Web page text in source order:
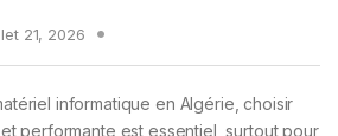
21, 2026
informatique en Algérie, choisir
performante est essentiel, surtout pour